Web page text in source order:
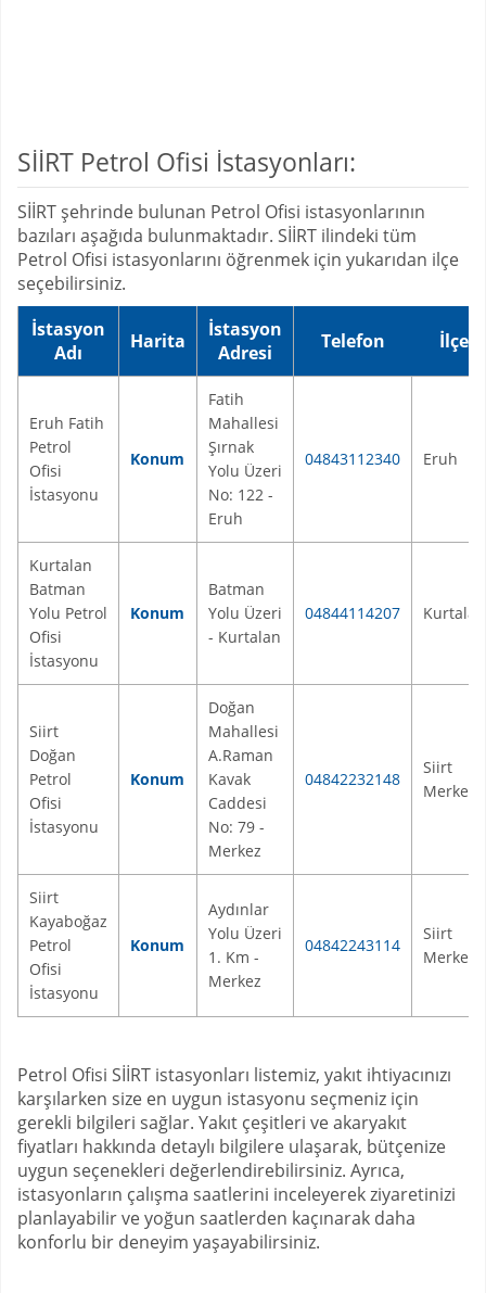
SİİRT Petrol Ofisi İstasyonları:
SİİRT şehrinde bulunan Petrol Ofisi istasyonlarının
bazıları aşağıda bulunmaktadır. SİİRT ilindeki tüm
Petrol Ofisi istasyonlarını öğrenmek için yukarıdan ilçe
seçebilirsiniz.
İstasyon
Adı
Harita
İstasyon
Adresi
Telefon İlçe
Eruh Fatih
Petrol
Ofisi
İstasyonu
Konum
Fatih
Mahallesi
Şırnak
Yolu Üzeri
No: 122 -
Eruh
04843112340 Eruh
Kurtalan
Batman
Yolu Petrol
Ofisi
İstasyonu
Konum
Batman
Yolu Üzeri
- Kurtalan
04844114207 Kurtalan
Siirt
Doğan
Petrol
Ofisi
İstasyonu
Konum
Doğan
Mahallesi
A.Raman
Kavak
Caddesi
No: 79 -
Merkez
04842232148
Siirt
Merkez
Siirt
Kayaboğaz
Petrol
Ofisi
İstasyonu
Konum
Aydınlar
Yolu Üzeri
1. Km -
Merkez
04842243114
Siirt
Merkez
Petrol Ofisi SİİRT istasyonları listemiz, yakıt ihtiyacınızı
karşılarken size en uygun istasyonu seçmeniz için
gerekli bilgileri sağlar. Yakıt çeşitleri ve akaryakıt
fiyatları hakkında detaylı bilgilere ulaşarak, bütçenize
uygun seçenekleri değerlendirebilirsiniz. Ayrıca,
istasyonların çalışma saatlerini inceleyerek ziyaretinizi
planlayabilir ve yoğun saatlerden kaçınarak daha
konforlu bir deneyim yaşayabilirsiniz.